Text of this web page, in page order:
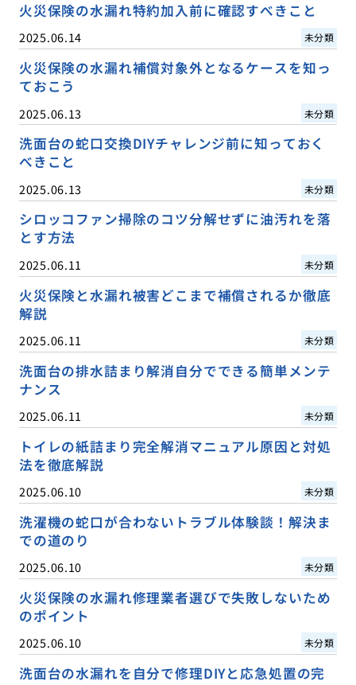
火災保険の水漏れ特約加入前に確認すべきこと
2025.06.14 未分類
火災保険の水漏れ補償対象外となるケースを知っ
ておこう
2025.06.13 未分類
洗面台の蛇口交換DIYチャレンジ前に知っておく
べきこと
2025.06.13 未分類
シロッコファン掃除のコツ分解せずに油汚れを落
とす方法
2025.06.11 未分類
火災保険と水漏れ被害どこまで補償されるか徹底
解説
2025.06.11 未分類
洗面台の排水詰まり解消自分でできる簡単メンテ
ナンス
2025.06.11 未分類
トイレの紙詰まり完全解消マニュアル原因と対処
法を徹底解説
2025.06.10 未分類
洗濯機の蛇口が合わないトラブル体験談！解決ま
での道のり
2025.06.10 未分類
火災保険の水漏れ修理業者選びで失敗しないため
のポイント
2025.06.10 未分類
洗面台の水漏れを自分で修理DIYと応急処置の完